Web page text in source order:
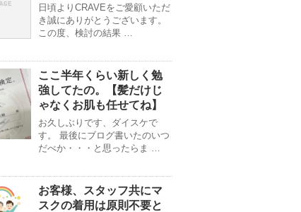
日頃よりCRAVEをご愛顧いただ
き誠にありがとうございます。
この度、検討の結果 …
ここ半年くらい新しく勉
強してたの。【髪だけじ
ゃなくお肌も任せてね】
お久しぶりです、ダイスケで
す。 最後にブログ書いたのいつ
だべか・・・と思ったらま …
お客様、スタッフ共にマ
スクの着用は原則不要と